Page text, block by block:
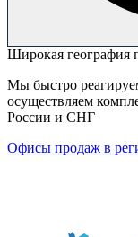
Широкая география
Мы быстро
осуществляем
России и СНГ
Офисы продаж в